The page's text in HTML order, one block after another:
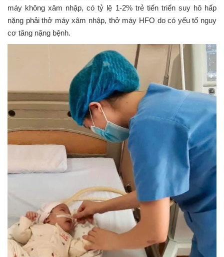
máy không xâm nhập, có tỷ lệ 1-2% trẻ tiến triển suy hô hấp
nặng phải thở máy xâm nhập, thở máy HFO do có yếu tố nguy
cơ tăng nặng bệnh.